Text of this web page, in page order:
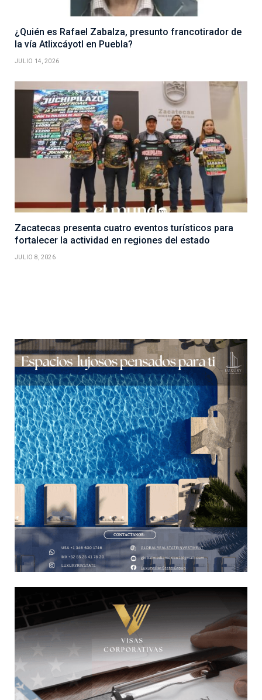
¿Quién es Rafael Zabalza, presunto francotirador de
la vía Atlixcáyotl en Puebla?
JULIO 14, 2026
Zacatecas presenta cuatro eventos turísticos para
fortalecer la actividad en regiones del estado
JULIO 8, 2026